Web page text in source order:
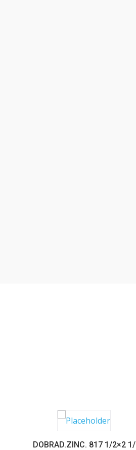
DOBRAD.ZINC. 817 1/2×2 1/